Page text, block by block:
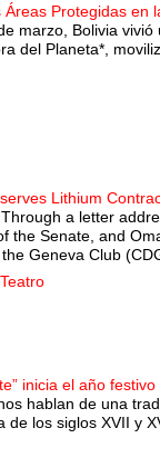
Áreas Protegidas en
marzo, Bolivia
del Planeta*,
Lithium
Through a letter
the Senate, and
Geneva Club
inicia el año
hablan de una
de los siglos XVII y